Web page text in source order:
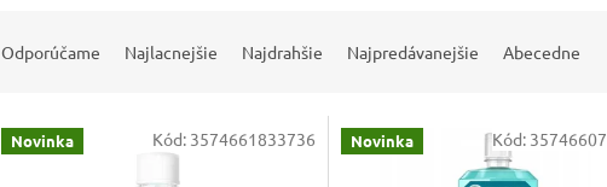
Odporúčame Najlacnejšie Najdrahšie Najpredávanejšie Abecedne
V Novinka Kód: 3574661833736 Novinka Kód: